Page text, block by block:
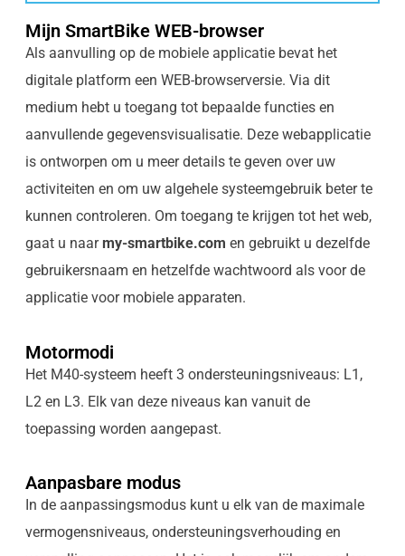
Mijn SmartBike WEB-browser
Als aanvulling op de mobiele applicatie bevat het
digitale platform een WEB-browserversie. Via dit
medium hebt u toegang tot bepaalde functies en
aanvullende gegevensvisualisatie. Deze webapplicatie
is ontworpen om u meer details te geven over uw
activiteiten en om uw algehele systeemgebruik beter te
kunnen controleren. Om toegang te krijgen tot het web,
gaat u naarmy-smartbike.com en gebruikt u dezelfde
gebruikersnaam en hetzelfde wachtwoord als voor de
applicatie voor mobiele apparaten.
Motormodi
Het M40-systeem heeft 3 ondersteuningsniveaus: L1,
L2 en L3. Elk van deze niveaus kan vanuit de
toepassing worden aangepast.
Aanpasbare modus
In de aanpassingsmodus kunt u elk van de maximale
vermogensniveaus, ondersteuningsverhouding en